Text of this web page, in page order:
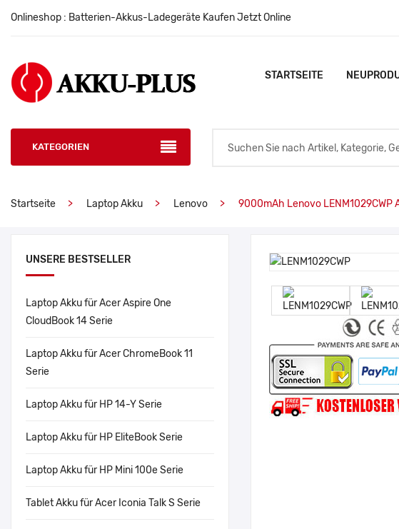
Onlineshop : Batterien-Akkus-Ladegeräte Kaufen Jetzt Online
STARTSEITE
KATEGORIEN
Startseite Laptop Akku Lenovo 9000mAh Lenovo LENM1029CWP
UNSERE BESTSELLER
Laptop Akku für Acer Aspire One
CloudBook 14 Serie
Laptop Akku für Acer ChromeBook 11
Serie
Laptop Akku für HP 14-Y Serie
Laptop Akku für HP EliteBook Serie
Laptop Akku für HP Mini 100e Serie
Tablet Akku für Acer Iconia Talk S Serie